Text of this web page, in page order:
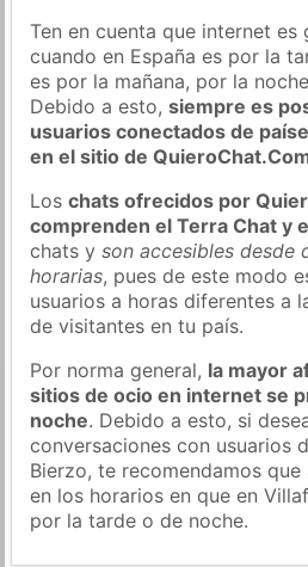
Ten en cuenta que internet es
cuando en España es por la
es por la mañana, por la
Debido a esto,siempre es
usuarios conectados de
en el sitio de
Loschats ofrecidos por
comprenden el Terra Chat y
chats yson accesibles desde
horarias, pues de este modo
usuarios a horas diferentes a
de visitantes en tu país.
Por norma general, la mayor
sitios de ocio en internet se
noche. Debido a esto, si
conversaciones con usuarios
Bierzo, te recomendamos
en los horarios en que en
por la tarde o de noche.